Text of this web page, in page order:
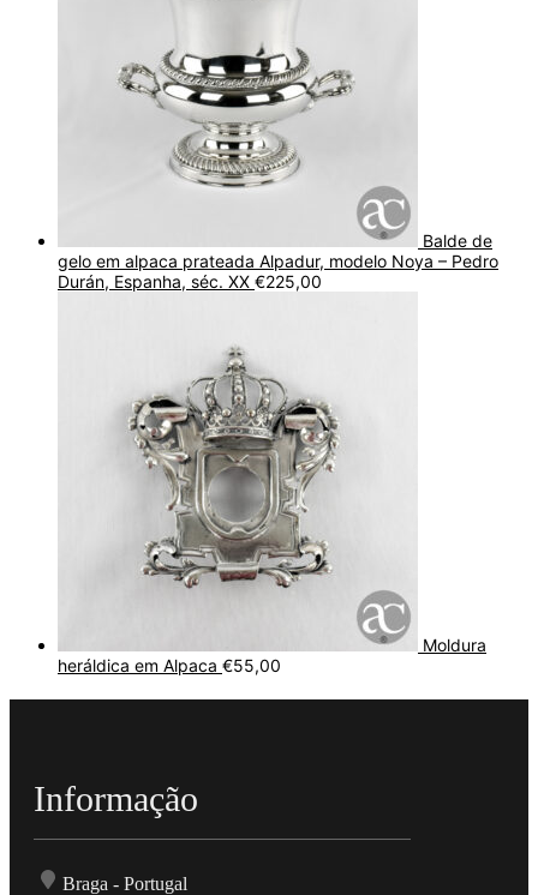
Balde de
gelo em alpaca prateada Alpadur, modelo Noya – Pedro
Durán, Espanha, séc. XX €225,00
Moldura
heráldica em Alpaca €55,00
Informação
Braga - Portugal